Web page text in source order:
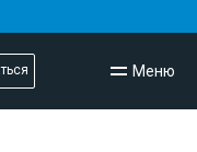
Меню